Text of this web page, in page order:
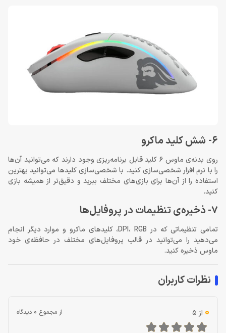
6- شش کلید ماکرو
روی بدنه‌ی ماوس 6 کلید قابل برنامه‌ریزی وجود دارند که می‌توانید آن‌ها
را با نرم افزار شخصی‌سازی کنید. با شخصی‌سازی کلیدها می‌توانید بهترین
استفاده را از آن‌ها برای بازی‌های مختلف ببرید و دقیق‌تر از همیشه بازی
کنید.
7- ذخیره‌ی تنظیمات در پروفایل‌ها
تمامی تنظیماتی که در DPI، RGB، کلیدهای ماکرو و موارد دیگر انجام
می‌دهید را می‌توانید در قالب پروفایل‌های مختلف در حافظه‌ی خود
ماوس ذخیره کنید.
نظرات کاربران
0 از 5 از مجموع 0 دیدگاه